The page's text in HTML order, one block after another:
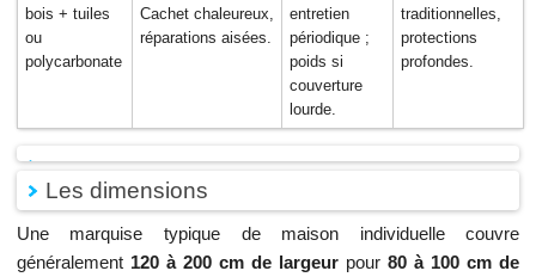
bois + tuiles
ou
polycarbonate
Cachet chaleureux,
réparations aisées.
entretien
périodique ;
poids si
couverture
lourde.
traditionnelles,
protections
profondes.
Les dimensions
Une marquise typique de maison individuelle couvre
généralement 120 à 200 cm de largeur pour80 à 100 cm de